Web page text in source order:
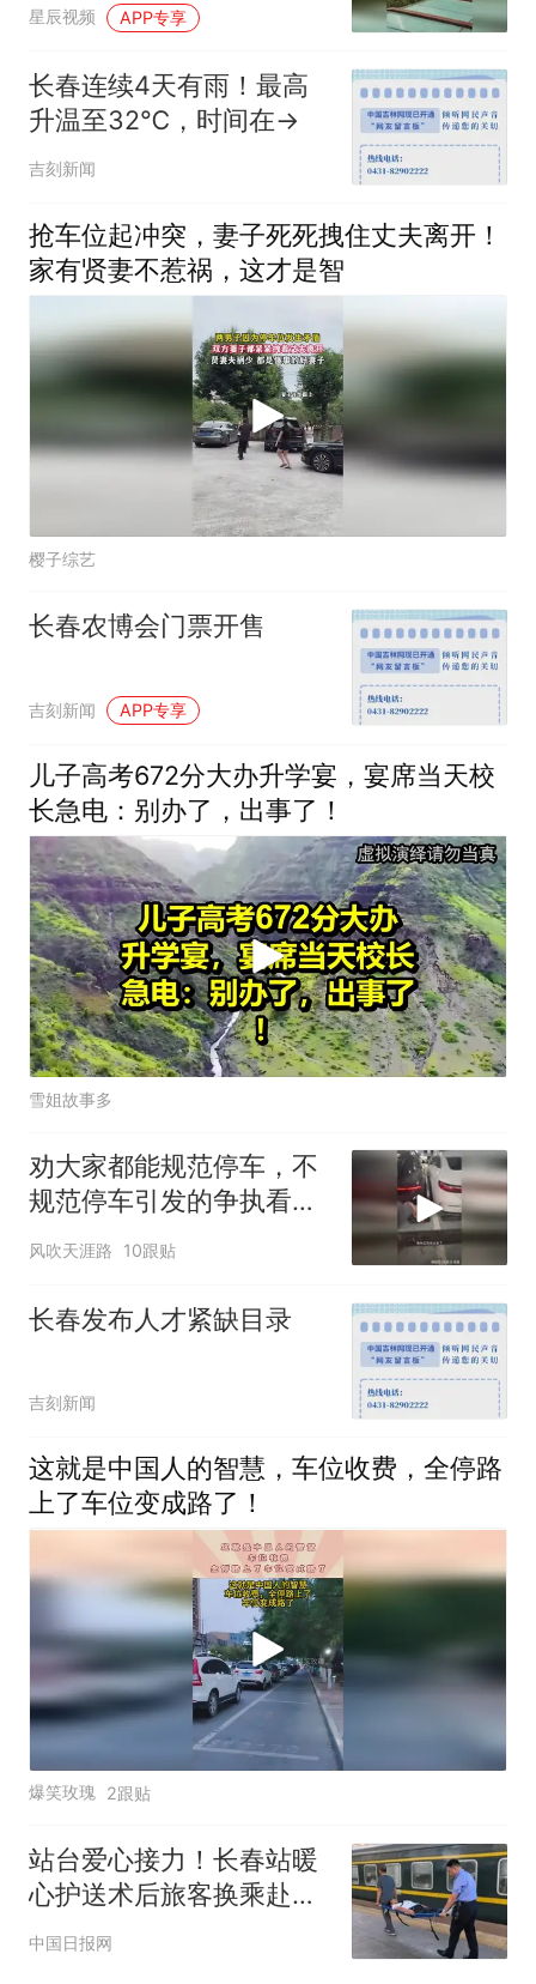
星辰视频 APP专享
长春连续4天有雨！最高
升温至32℃，时间在→
吉刻新闻
抢车位起冲突，妻子死死拽住丈夫离开！
家有贤妻不惹祸，这才是智
樱子综艺
长春农博会门票开售
吉刻新闻 APP专享
儿子高考672分大办升学宴，宴席当天校
长急电：别办了，出事了！
雪姐故事多
劝大家都能规范停车，不
规范停车引发的争执看到
好几起了
风吹天涯路 10跟贴
长春发布人才紧缺目录
吉刻新闻
这就是中国人的智慧，车位收费，全停路
上了车位变成路了！
爆笑玫瑰 2跟贴
站台爱心接力！长春站暖
心护送术后旅客换乘赴长
白山
中国日报网